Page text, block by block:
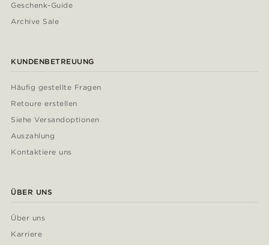
Geschenk-Guide
Archive Sale
KUNDENBETREUUNG
Häufig gestellte Fragen
Retoure erstellen
Siehe Versandoptionen
Auszahlung
Kontaktiere uns
ÜBER UNS
Über uns
Karriere